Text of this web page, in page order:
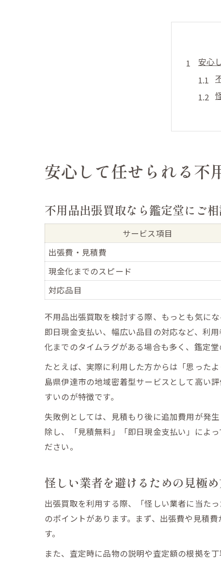
安心
現金
即日
福島
安心して任せられる不
不用品出張買取なら鑑定堂にご
サービス項目
出張費・見積費
現金化までのスピード
対応品目
不用品出張買取を検討する際、もっとも気に
即日現金支払い、幅広い品目の対応など、利
化までのタイムラグがある場合も多く、鑑定
たとえば、実際に利用した方からは「思った
島県伊達市の地域密着型サービスとして高い
すいのが特徴です。
失敗例としては、見積もり後に追加費用が発
除し、「見積無料」「即日現金支払い」によ
ださい。
怪しい業者を避けるための見極
出張買取を利用する際、「怪しい業者に当た
のポイントがあります。まず、出張費や見積
す。
また、査定時に品物の説明や査定額の根拠を